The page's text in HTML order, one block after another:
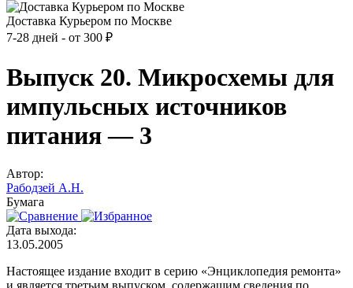
Доставка Курьером по Москве
7-28 дней - от 300 ₽
Выпуск 20. Микросхемы для
импульсных источников
питания — 3
Автор:
Рабодзей А.Н.
Бумага
Дата выхода:
13.05.2005
Настоящее издание входит в серию «Энциклопедия ремонта»